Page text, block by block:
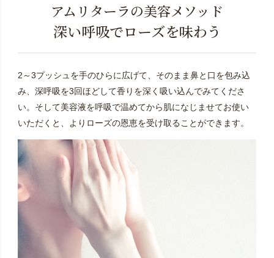
アムリターラの美容メソッド
深い呼吸でローズを味わう
2～3プッシュを手のひらに広げて、そのまま鼻と口を包み込
み、深呼吸を3回ほどして香りを深く吸い込んでみてくださ
い。そして美容液を呼吸で温めてから肌になじませてお使い
いただくと、よりローズの恩恵を受け取ることができます。